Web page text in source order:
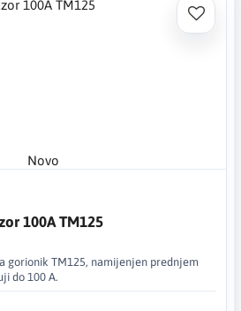
Novo
100A TM125
gorionik TM125, namijenjen prednjem
do 100 A.